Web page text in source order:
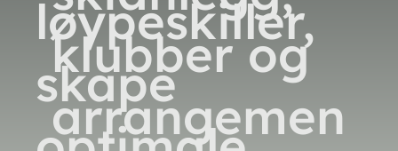
klubber og
arrangemen
løypeskiller,
skape